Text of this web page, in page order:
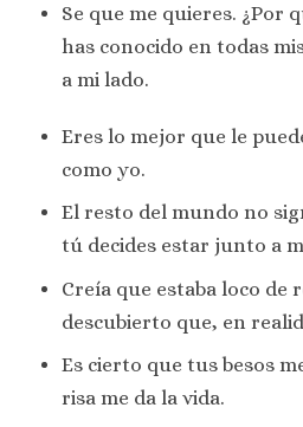
Se que me quieres. ¿Por
has conocido en todas
a mi lado.
Eres lo mejor que le
como yo.
El resto del mundo no
tú decides estar junto a
Creía que estaba loco de
descubierto que, en
Es cierto que tus besos
risa me da la vida.